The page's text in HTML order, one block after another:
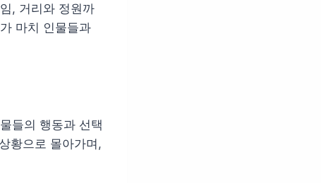
, 거리와 정원까
마치 인물들과
들의 행동과 선택
황으로 몰아가며,